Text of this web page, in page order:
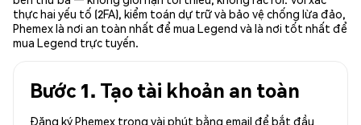
thực hai yếu tố (2FA), kiểm toán dự trữ và bảo vệ chống lừa đảo,
Phemex là nơi an toàn nhất để mua Legend và là nơi tốt nhất để
mua Legend trực tuyến.
Bước 1. Tạo tài khoản an toàn
Đăng ký Phemex trong vài phút bằng email để bắt đầu